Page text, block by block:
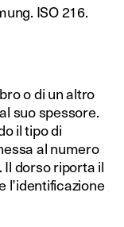
ISO 216.
o di un altro
suo spessore.
il tipo di
al numero
dorso riporta il
l’identificazione